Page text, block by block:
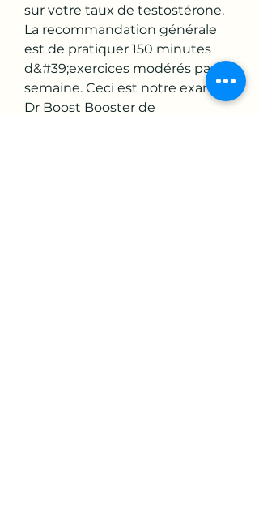
sur votre taux de testostérone.
La recommandation générale
est de pratiquer 150 minutes
d&#39;exercices modérés par
semaine. Ceci est notre examen
Dr Boost Booster de